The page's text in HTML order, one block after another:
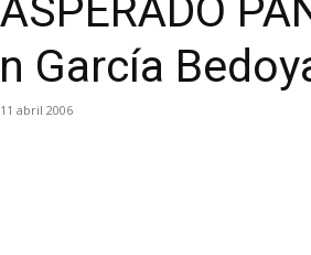
García
11 abril 2006